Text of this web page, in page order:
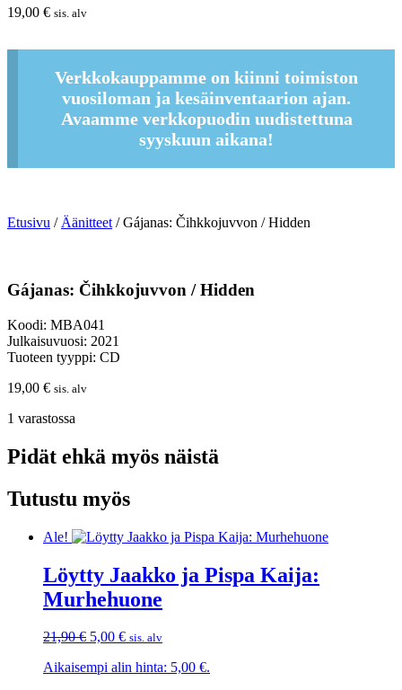
19,00 € sis. alv
Verkkokauppamme on kiinni toimiston
vuosiloman ja kesäinventaarion ajan.
Avaamme verkkopuodin uudistettuna
syyskuun aikana!
Etusivu /Äänitteet/ Gájanas: Čihkkojuvvon / Hidden
Gájanas: Čihkkojuvvon / Hidden
Koodi: MBA041
Julkaisuvuosi: 2021
Tuoteen tyyppi: CD
19,00 € sis. alv
1 varastossa
Pidät ehkä myös näistä
Tutustu myös
Ale!
Löytty Jaakko ja Pispa Kaija:
Murhehuone
21,90€ Alkuperäinen
oli:
5,00 €Nykyinen
on:
sis. alv
Aikaisempi alin hinta: 5,00 €.